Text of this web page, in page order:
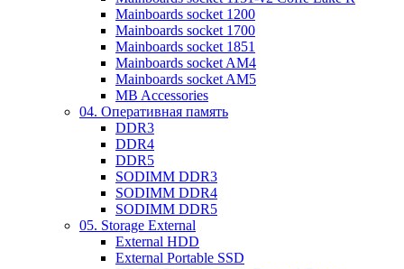
Mainboards socket 1200
Mainboards socket 1700
Mainboards socket 1851
Mainboards socket AM4
Mainboards socket AM5
MB Accessories
04. Оперативная память
DDR3
DDR4
DDR5
SODIMM DDR3
SODIMM DDR4
SODIMM DDR5
05. Storage External
External HDD
External Portable SSD